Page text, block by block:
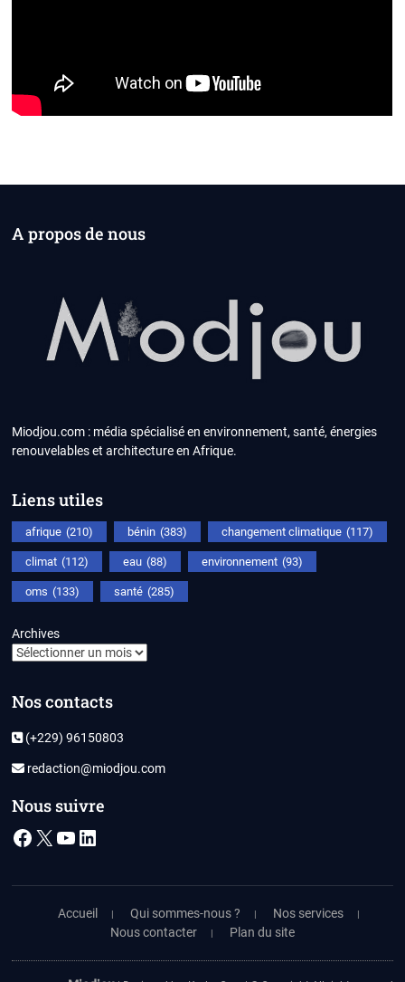
A propos de nous
Miodjou.com : média spécialisé en environnement, santé, énergies
renouvelables et architecture en Afrique.
Liens utiles
afrique (210) bénin (383) changement climatique (117)
climat (112) eau (88) environnement (93)
oms (133) santé (285)
Archives
Nos contacts
(+229) 96150803
redaction@miodjou.com
Nous suivre
Facebook
X YouTube
LinkedIn
Accueil Qui sommes-nous ?
Nos services
Nous contacter
Plan du site